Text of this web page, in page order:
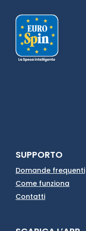
SUPPORTO
Domande frequenti
Come funziona
Contatti